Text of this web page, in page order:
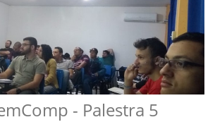
- Palestra 5